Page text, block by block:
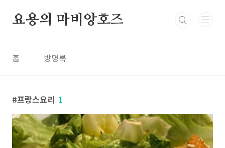
요용의 마비앙호즈
홈 방명록
프랑스요리 1